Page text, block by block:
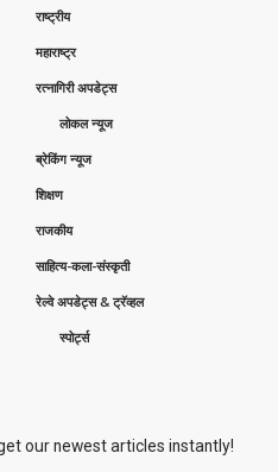
राष्ट्रीय
महाराष्ट्र
रत्नागिरी अपडेट्स
लोकल न्यूज
ब्रेकिंग न्यूज
शिक्षण
राजकीय
साहित्य-कला-संस्कृती
रेल्वे अपडेट्स & ट्रॅव्हल
स्पोर्ट्स
our newest articles instantly!